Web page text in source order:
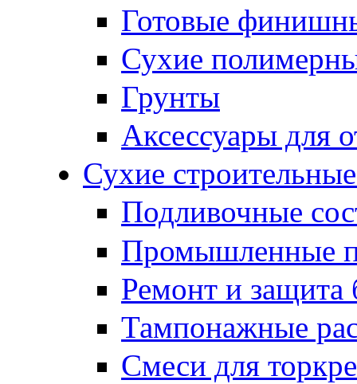
Готовые
Сухие
Грунты
Аксессуары для
Сухие
Подливочные
Промышленные
Ремонт и защита
Тампонажные
Смеси для